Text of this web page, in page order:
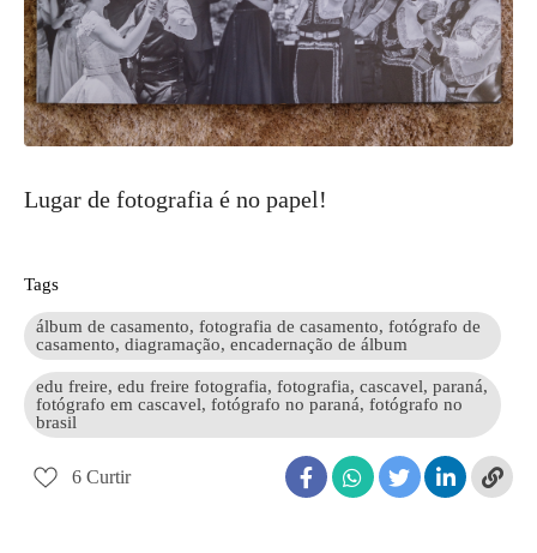
Lugar de fotografia é no papel!
Tags
álbum de casamento, fotografia de casamento, fotógrafo de
casamento, diagramação, encadernação de álbum
edu freire, edu freire fotografia, fotografia, cascavel, paraná,
fotógrafo em cascavel, fotógrafo no paraná, fotógrafo no
brasil
6 Curtir